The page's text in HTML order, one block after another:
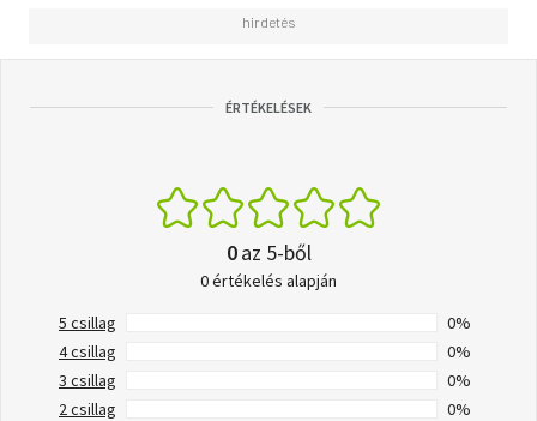
ÉRTÉKELÉSEK
0az 5-ből
0 értékelés alapján
5 csillag
0%
4 csillag
0%
3 csillag
0%
2 csillag
0%